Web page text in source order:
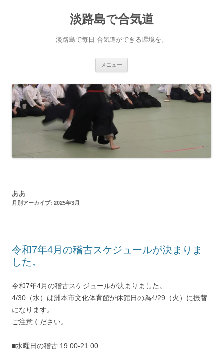
淡路島で合気道
淡路島で毎日 合気道ができる環境を。
メニュー
ああ
月別アーカイブ: 2025年3月
令和7年4月の稽古スケジュールが決まりま
した。
令和7年4月の稽古スケジュールが決まりました。
4/30（水）は洲本市文化体育館が休館日の為4/29（火）に振替
になります。
ご注意ください。
■水曜日の稽古 19:00-21:00